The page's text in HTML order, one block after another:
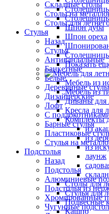
Шпон дуба
Шпон ореха
Показать
Мебель из
Мебель из
Диваны для
Кресла для
Комплекты
из
из
из
лаунж
Столы для
Стулья для
Подвесные
Кашпо
Складные столы
Столы на
Столы для
Стулья
Назад
Стулья
Антивандальные
Банкетные
Белые
Деревянные
Дизайнерские
Лофт
С
Барные стулья
Пластиковые
Стулья на
Подстолья
Назад
Подстолья
Алюминиевые
Подстолья из
Хромированные
Чугунные